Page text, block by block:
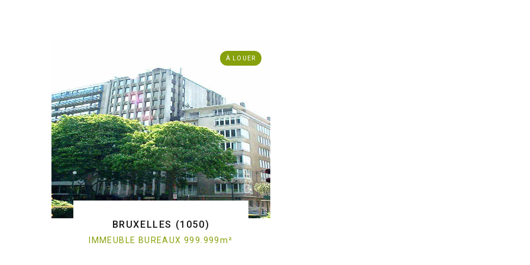
À LOUER
BRUXELLES (1050)
IMMEUBLE BUREAUX 999.999m²